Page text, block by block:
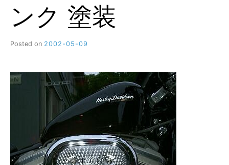
ンク 塗装
Posted on 2002-05-09
M